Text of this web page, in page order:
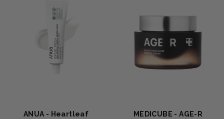
ANUA - Heartleaf
MEDICUBE - AGE-R